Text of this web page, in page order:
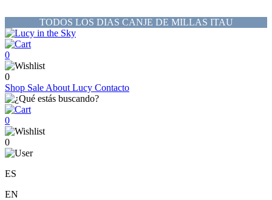
TODOS LOS DIAS CANJE DE MILLAS ITAU
0
0
Shop Sale About Lucy Contacto
0
0
ES
EN